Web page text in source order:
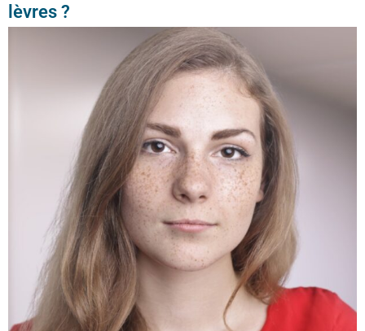
lèvres ?